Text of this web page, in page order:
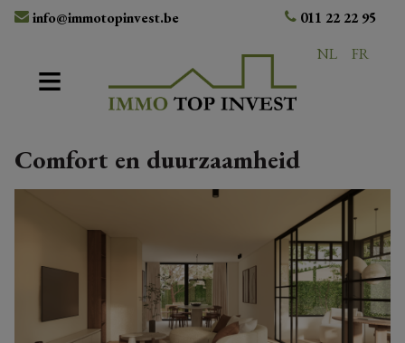
info@immotopinvest.be
011 22 22 95
NL
FR
Comfort en duurzaamheid